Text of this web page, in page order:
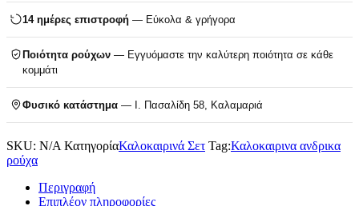
14 ημέρες επιστροφή — Εύκολα & γρήγορα
Ποιότητα ρούχων — Εγγυόμαστε την καλύτερη ποιότητα σε κάθε
κομμάτι
Φυσικό κατάστημα — Ι. Πασαλίδη 58, Καλαμαριά
SKU: N/A ΚατηγορίαΚαλοκαιρινά Σετ Tag:Καλοκαιρινα ανδρικα
ρούχα
Περιγραφή
Επιπλέον πληροφορίες